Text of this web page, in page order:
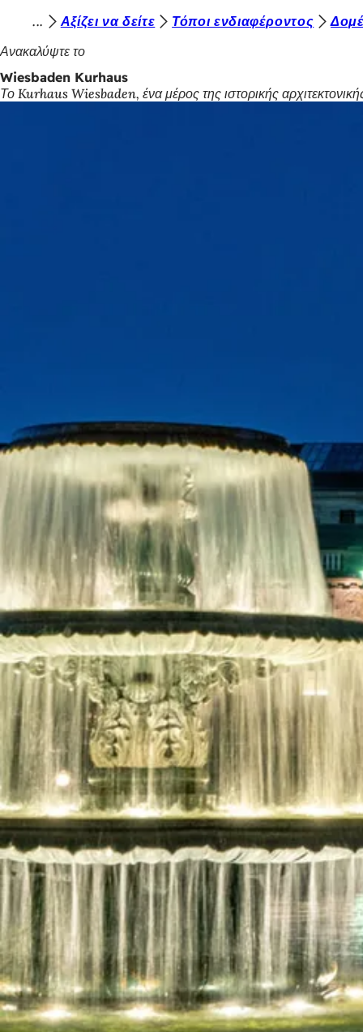
Μετάβαση στο περιεχόμενο
ρ
ί
σ
Αξίζει να δείτε Τόποι ενδιαφέροντος
Ανακαλύψτε το
Wiesbaden Kurhaus
Το Kurhaus Wiesbaden, ένα μέρος της ιστορικής